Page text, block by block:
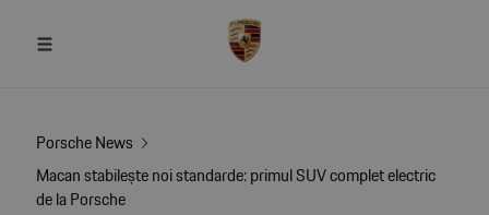
Porsche News
Macan stabilește noi standarde: primul SUV complet electric
de la Porsche